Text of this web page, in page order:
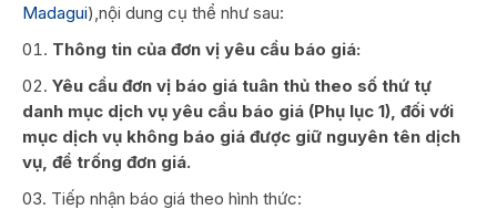
Madagui),nội dung cụ thể như sau:
Thông tin của đơn vị yêu cầu báo giá:
Yêu cầu đơn vị báo giá tuân thủ theo số thứ tự
danh mục dịch vụ yêu cầu báo giá (Phụ lục 1), đối với
mục dịch vụ không báo giá được giữ nguyên tên dịch
vụ, để trống đơn giá.
Tiếp nhận báo giá theo hình thức: